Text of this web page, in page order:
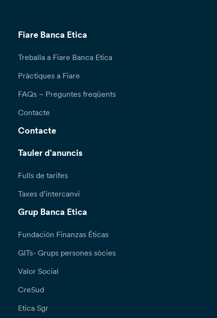
Fiare Banca Etica
Treballa a Fiare Banca Etica
Pràctiques a Fiare
FAQs – Preguntes freqüents
Contacte
Contacte
Tauler d'anuncis
Fulls de tarifes
Taxes d’intercanvi
Grup Banca Etica
Fundación Finanzas Éticas
GITs- Grups persones sòcies
Valor Social
CreSud
Etica Sgr